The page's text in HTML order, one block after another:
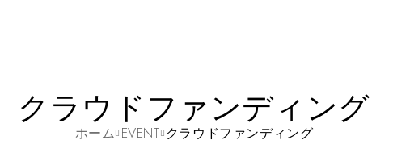
クラウドファンディング
ホーム EVENT クラウドファンディング